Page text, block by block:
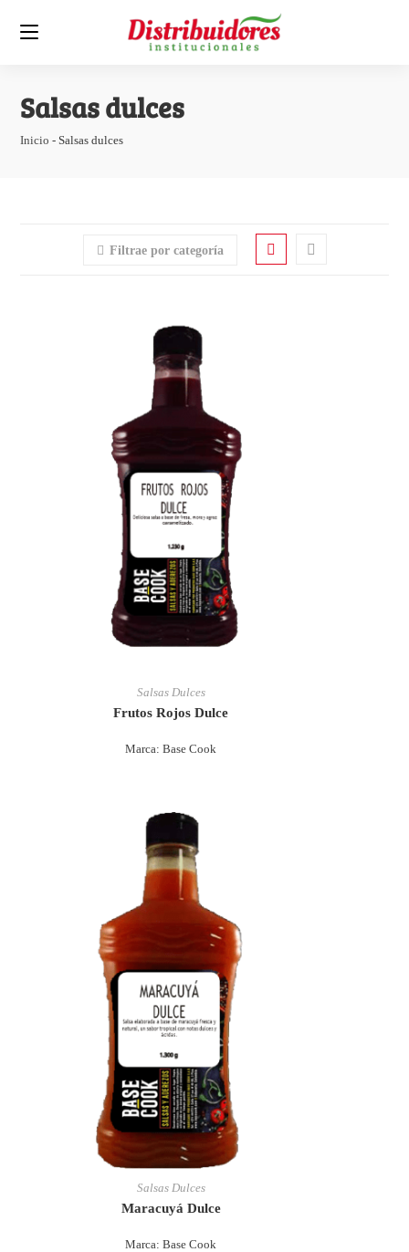
Salsas dulces
Inicio -Salsas dulces
Filtrae por categoría
Marca: Base Cook
Salsas Dulces
Frutos Rojos Dulce
Marca: Base Cook
Salsas Dulces
Maracuyá Dulce